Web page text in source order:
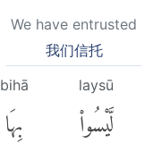
We have entrusted
我们信托
laysū
لَّيْسُوا۟
bihā
بِهَا